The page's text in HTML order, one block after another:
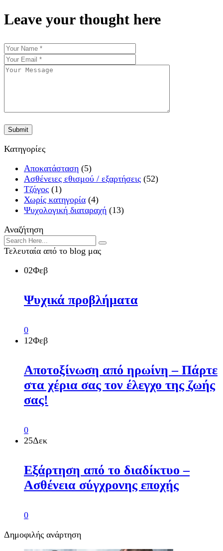
Leave your thought here
Κατηγορίες
Αποκατάσταση (5)
Ασθένειες εθισμού / εξαρτήσεις (52)
Τζόγος (1)
Χωρίς κατηγορία (4)
Ψυχολογική διαταραχή (13)
Αναζήτηση
Τελευταία από το blog μας
02Φεβ
Ψυχικά προβλήματα
0
12Φεβ
Αποτοξίνωση από ηρωίνη – Πάρτε
στα χέρια σας τον έλεγχο της ζωής
σας!
0
25Δεκ
Εξάρτηση από το διαδίκτυο –
Ασθένεια σύγχρονης εποχής
0
Δημοφιλής ανάρτηση